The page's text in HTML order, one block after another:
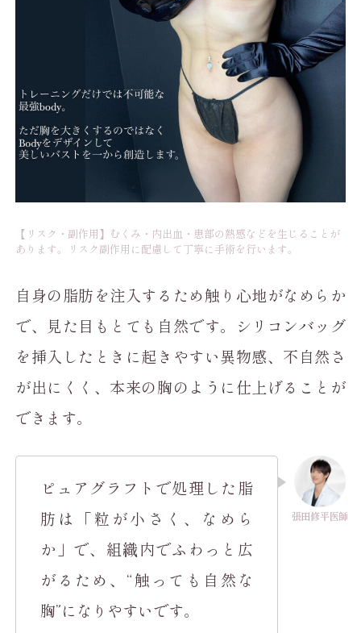
【リスク・副作用】むくみ・内出血・患部の熱感などを生じることが
あります。リスク副作用に配慮して丁寧に手術を行います。
自身の脂肪を注入するため触り心地がなめらか
で、見た目もとても自然です。シリコンバッグ
を挿入したときに起きやすい異物感、不自然さ
が出にくく、本来の胸のように仕上げることが
できます。
ピュアグラフトで処理した脂
肪は「粒が小さく、なめら
か」で、 組織内でふわっと広
がる ため、 “触っても自然な
胸”になりやすいです。